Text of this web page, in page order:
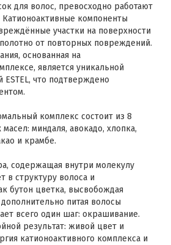
для волос, превосходно работают
компоненты
участки на поверхности
от повторных повреждений.
основанная на
является уникальной
ESTEL, что подтверждено
комплекс состоит из 8
миндаля, авокадо, хлопка,
и крамбе.
содержащая внутри молекулу
в структуру волоса и
бутон цветка, высвобождая
питая волосы
всего один шаг: окрашивание.
результат: живой цвет и
катионоактивного комплекса и